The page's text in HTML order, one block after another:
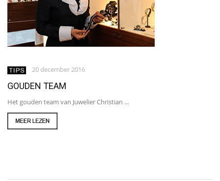
20 december 2016
GOUDEN TEAM
Het gouden team van Juwelier Christian ...